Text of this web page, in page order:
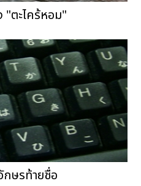
"ตะไคร้หอม"
กษรท้ายชื่อ